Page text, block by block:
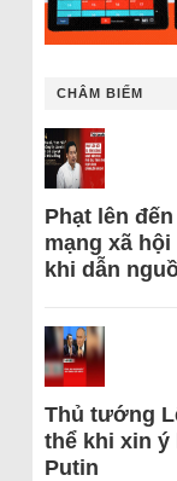
CHÂM BIẾM
Phạt lên
mạng xã
khi dẫn
Thủ tướng
thể khi xin ý
Putin